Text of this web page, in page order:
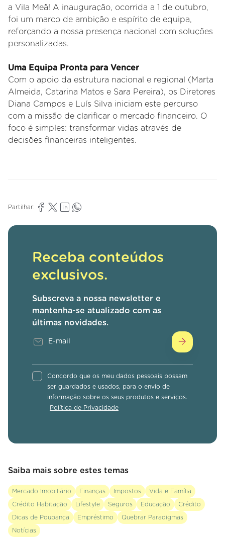
a Vila Meã! A inauguração, ocorrida a 1 de outubro,
foi um marco de ambição e espírito de equipa,
reforçando a nossa presença nacional com soluções
personalizadas.
Uma Equipa Pronta para Vencer
Com o apoio da estrutura nacional e regional (Marta
Almeida, Catarina Matos e Sara Pereira), os Diretores
Diana Campos e Luís Silva iniciam este percurso
com a missão de clarificar o mercado financeiro. O
foco é simples: transformar vidas através de
decisões financeiras inteligentes.
Partilhar:
Receba conteúdos
exclusivos.
Subscreva a nossa newsletter e
mantenha-se atualizado com as
últimas novidades.
Concordo que os meu dados pessoais possam
ser guardados e usados, para o envio de
informação sobre os seus produtos e serviços.
Política de Privacidade
Saiba mais sobre estes temas
Mercado Imobiliário Finanças Impostos Vida e Família
Crédito Habitação Lifestyle Seguros Educação Crédito
Dicas de Poupança Empréstimo Quebrar Paradigmas
Notícias